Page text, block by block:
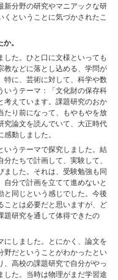
新分野の研究やマニアックな研
ということに気づかされたこ
。
た。ひと口に文様といっても
教などに落とし込める、学問が
特に、芸術に対して、科学や数
いうテーマ：「文化財の保存科
考えています。課題研究のおか
たり前になって、もやもやを放
究論文を読んでいて、大正時代
動しました。
いうテーマで探究しました。結
たちで計画して、実験して、
ました。それは、受験勉強も同
自分で計画を立てて進めないと
と同じという感じでした。今後
ことは必要だと思いますが、ど
題研究を通して体得できたの
にしました。とにかく、論文を
野だということがわかったとい
、高校の課題研究で自分がやっ
した。当時は物理がまだ学習途